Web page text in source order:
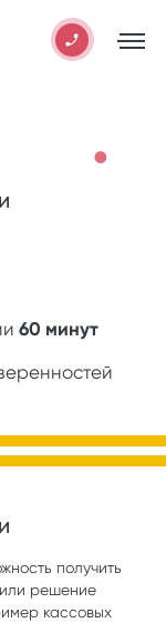
60 минут
получить
решение
кассовых